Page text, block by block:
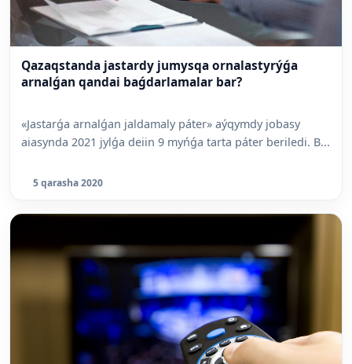
Qazaqstanda jastardy jumysqa ornalastyrýǵa
arnalǵan qandai baǵdarlamalar bar?
«Jastarǵa arnalǵan jaldamaly páter» aýqymdy jobasy
aiasynda 2021 jylǵa deiin 9 myńǵa tarta páter beriledi. B...
5 qarasha 2020